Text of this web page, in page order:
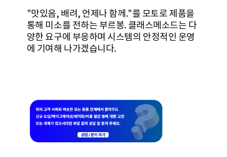
"맛있음, 배려, 언제나 함께."를 모토로 제품을
통해 미소를 전하는 부르봉. 클래스메소드는 다
양한 요구에 부응하며 시스템의 안정적인 운영
에 기여해 나가겠습니다.